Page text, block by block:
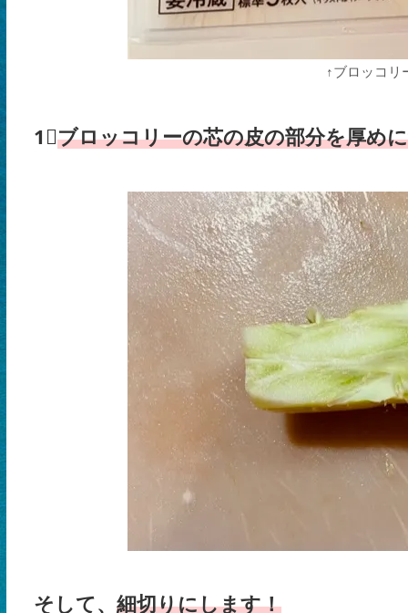
↑ブロッコリ
1⃣ブロッコリーの芯の皮の部分を厚め
そして、 細切りにします！